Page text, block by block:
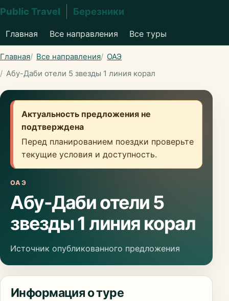
Public Travel Березники
Главная Все направления Все туры
Главная Все направления
ОАЭ
Абу-Даби отели 5 звезды 1 линия корал
Актуальность предложения не
подтверждена
Перед планированием поездки проверьте
текущие условия и доступность.
ОАЭ
Абу-Даби отели 5
звезды 1 линия корал
Источник опубликованного предложения
Информация о туре